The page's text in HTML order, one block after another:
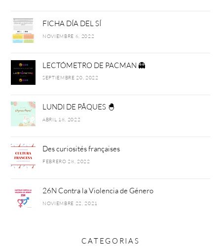
FICHA DÍA DEL SÍ
NOVIEMBRE 6, 2022
LECTÓMETRO DE PACMAN 👻
SEPTIEMBRE 20, 2022
LUNDI DE PÂQUES 🐣
ABRIL 18, 2022
Des curiosités françaises
FEBRERO 28, 2022
26N Contra la Violencia de Género
NOVIEMBRE 22, 2021
CATEGORIAS